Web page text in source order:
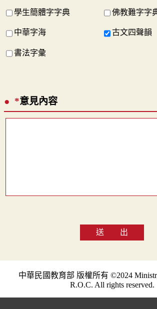
學生簡體字字典 佛教難字字
中華字海 古文四聲韻
書法字彙
*意見內容
送 出
中華民國教育部 版權所有 ©2024
R.O.C. All rights reserved.